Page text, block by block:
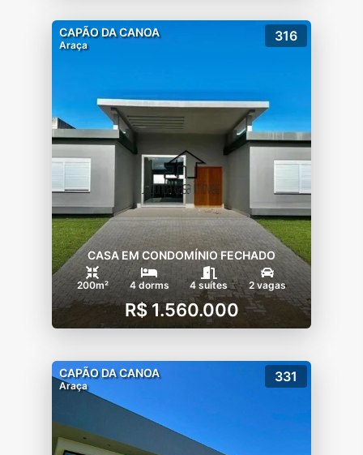
CAPÃO DA CANOA
Araça
316
CASA EM CONDOMÍNIO FECHADO
200m² 4 dorms 4 suítes 2 vagas
R$ 1.560.000
CAPÃO DA CANOA
Araça
331